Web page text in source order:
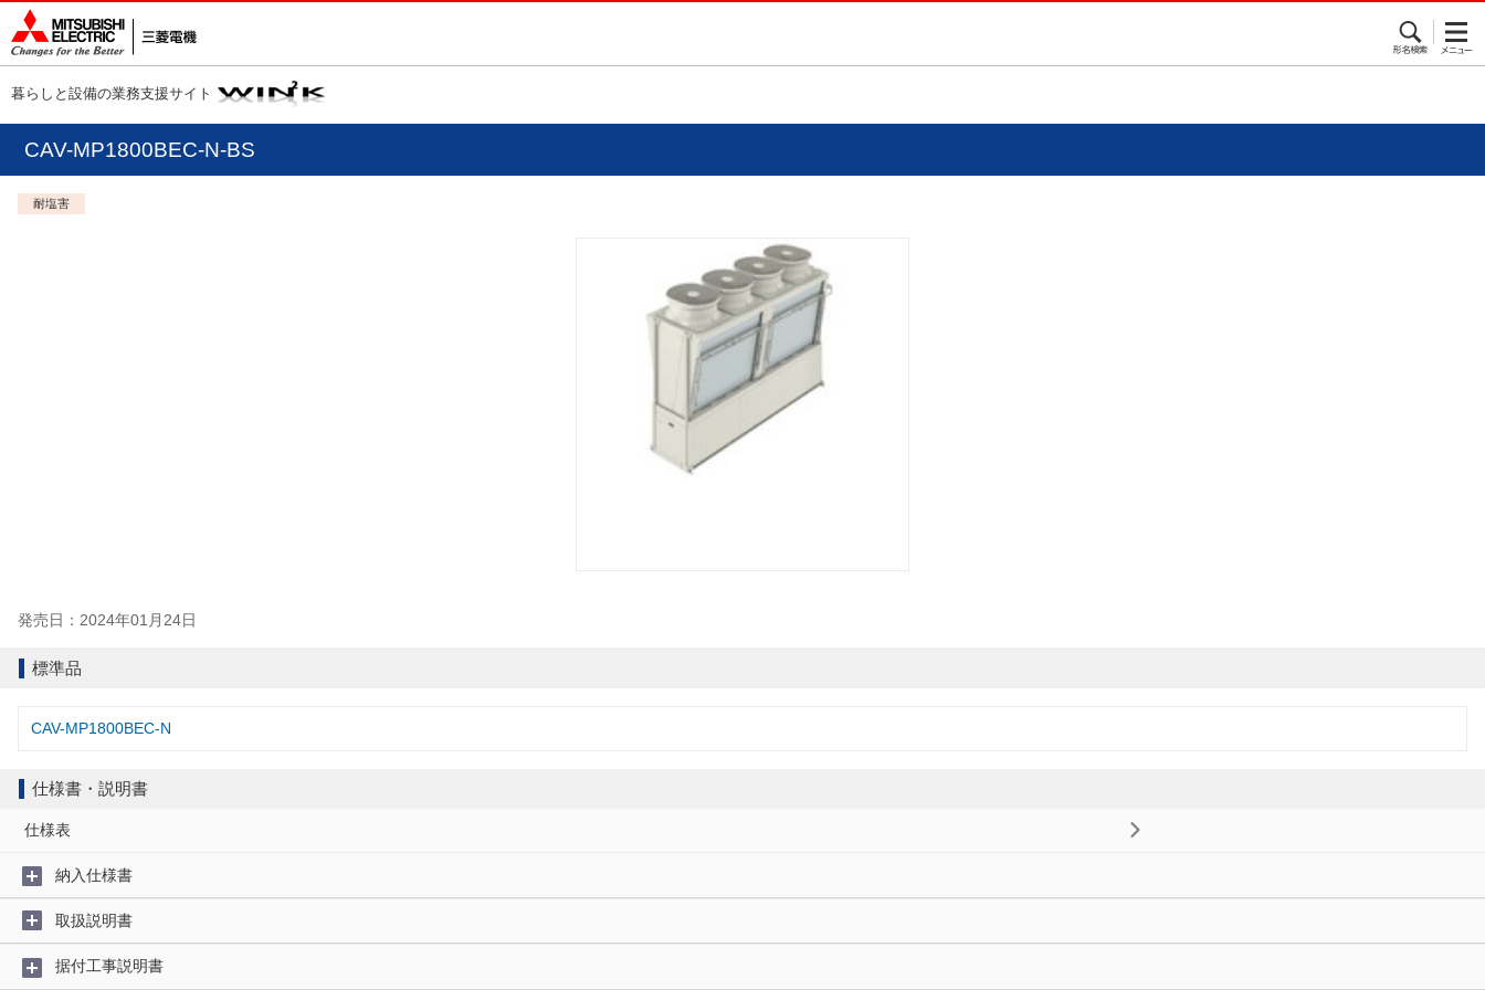
暮らしと設備の業務支援サイト
CAV-MP1800BEC-N-BS
耐塩害
発売日：2024年01月24日
標準品
CAV-MP1800BEC-N
仕様書・説明書
仕様表
納入仕様書
取扱説明書
据付工事説明書